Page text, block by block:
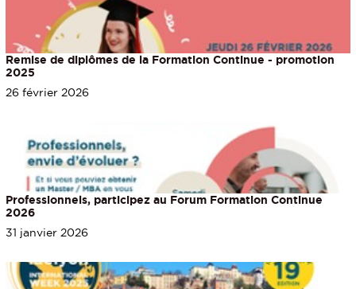
Remise de diplômes de la Formation Continue - promotion
2025
26 février 2026
Professionnels, participez au Forum Formation Continue
2026
31 janvier 2026